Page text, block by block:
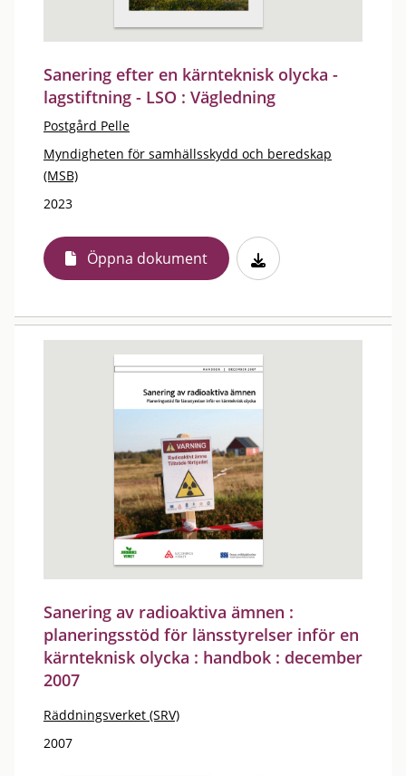
Sanering efter en kärnteknisk olycka -
lagstiftning - LSO : Vägledning
Postgård Pelle
Myndigheten för samhällsskydd och beredskap
(MSB)
2023
Öppna dokument
Sanering av radioaktiva ämnen :
planeringsstöd för länsstyrelser inför en
kärnteknisk olycka : handbok : december
2007
Räddningsverket (SRV)
2007